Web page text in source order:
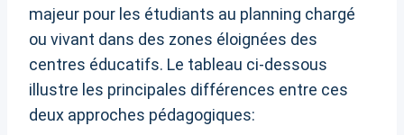
majeur pour les étudiants au planning chargé
ou vivant dans des zones éloignées des
centres éducatifs. Le tableau ci-dessous
illustre les principales différences entre ces
deux approches pédagogiques: